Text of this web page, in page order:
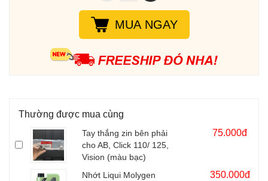
MUA NGAY
Thường được mua cùng
Tay thắng zin bên phải
cho AB, Click 110/ 125,
Vision (màu bạc)
75.000đ
Nhớt Liqui Molygen
350.000đ